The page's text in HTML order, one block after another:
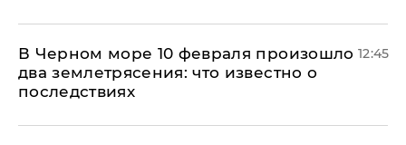
В Черном море 10 февраля произошло
два землетрясения: что известно о
последствиях
12:45